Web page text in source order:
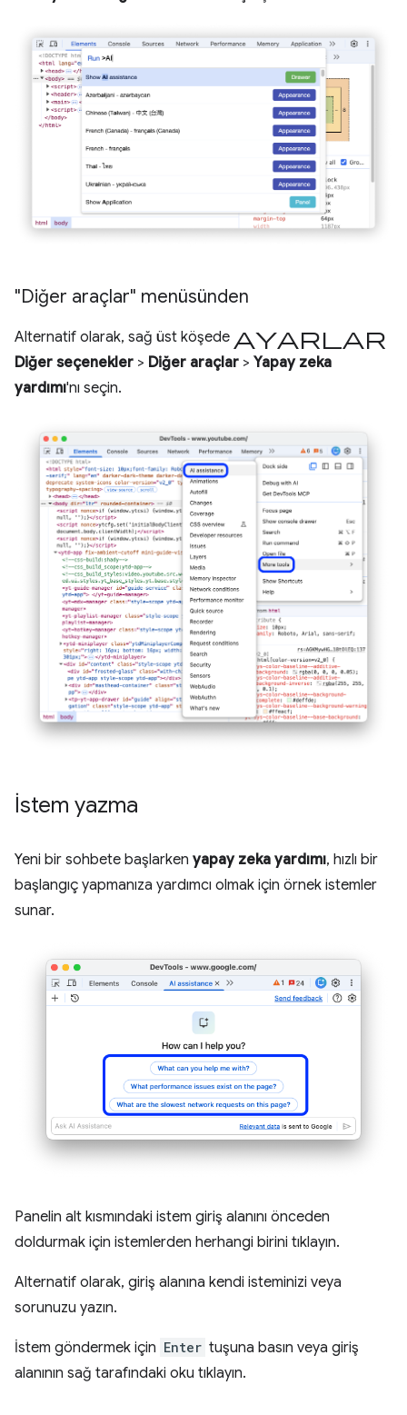
"Diğer araçlar" menüsünden
Alternatif olarak, sağ üst köşede Ayarlar
Diğer seçenekler > Diğer araçlar > Yapay zeka
yardımı'nı seçin.
İstem yazma
Yeni bir sohbete başlarken yapay zeka yardımı, hızlı bir
başlangıç yapmanıza yardımcı olmak için örnek istemler
sunar.
Panelin alt kısmındaki istem giriş alanını önceden
doldurmak için istemlerden herhangi birini tıklayın.
Alternatif olarak, giriş alanına kendi isteminizi veya
sorunuzu yazın.
İstem göndermek için Enter tuşuna basın veya giriş
alanının sağ tarafındaki oku tıklayın.